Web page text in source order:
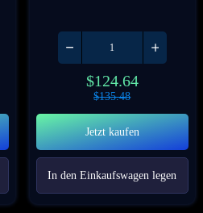
$124.64
$135.48
Jetzt kaufen
In den Einkaufswagen legen